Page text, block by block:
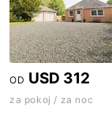
OD USD 312
za pokoj / za noc